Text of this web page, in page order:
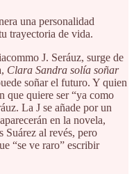
una personalidad
trayectoria de vida.
J. Seráuz, surge de
Clara Sandra solía soñar
soñar el futuro. Y quien
que quiere ser “ya como
La J se añade por un
en la novela,
Suárez al revés, pero
“se ve raro” escribir